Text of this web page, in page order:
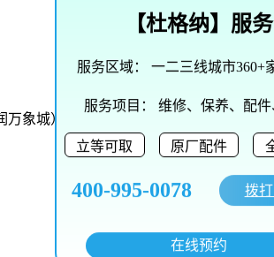
象城）
【杜格纳】服务
服务区域： 一二三线城市360+
服务项目： 维修、保养、配件
立等可取 原厂配件
400-995-0078 拨
在线预约